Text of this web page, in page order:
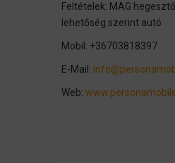
Feltételek: MAG
lehetőség szerint autó
Mobil: +36703818397
E-Mail:
Web: